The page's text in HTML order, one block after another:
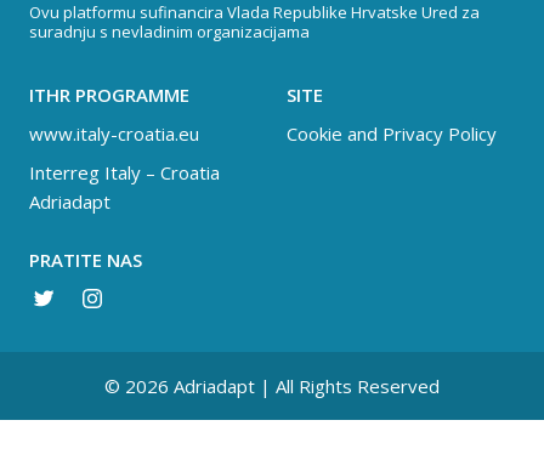
Ovu platformu sufinancira Vlada Republike Hrvatske Ured za
suradnju s nevladinim organizacijama
ITHR PROGRAMME
www.italy-croatia.eu
Interreg Italy – Croatia
Adriadapt
SITE
Cookie and Privacy Policy
PRATITE NAS
© 2026 Adriadapt | All Rights Reserved